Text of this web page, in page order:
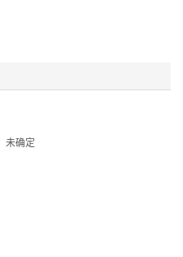
未确定